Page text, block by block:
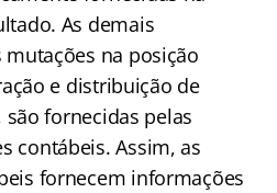
As demais
na posição
e distribuição de
fornecidas pelas
contábeis. Assim, as
fornecem informações